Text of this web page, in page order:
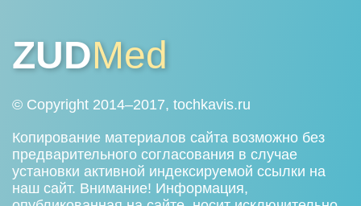
ZUDMed
© Copyright 2014–2017, tochkavis.ru
Копирование материалов сайта возможно без
предварительного согласования в случае
установки активной индексируемой ссылки на
наш сайт. Внимание! Информация,